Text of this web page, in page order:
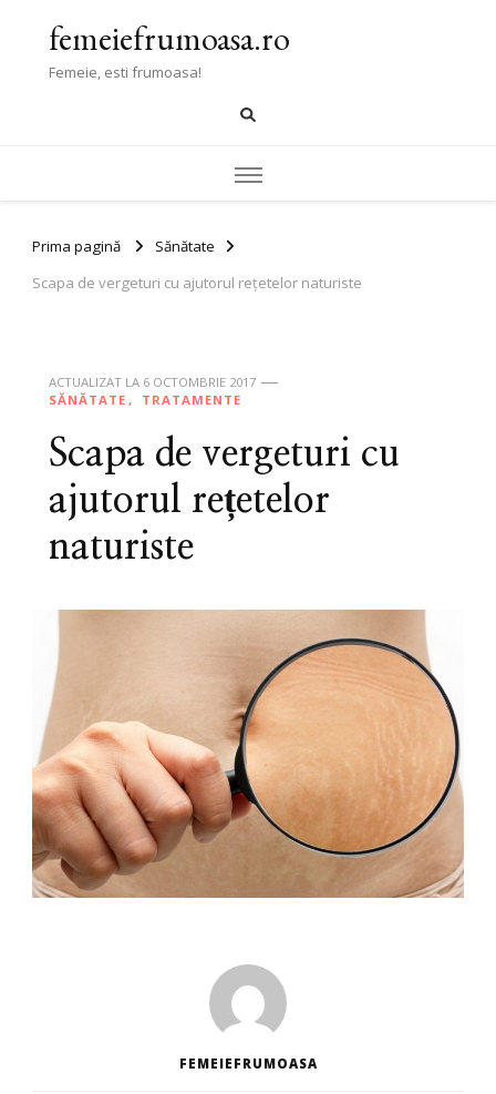
femeiefrumoasa.ro
Femeie, esti frumoasa!
Prima pagină
Sănătate
Scapa de vergeturi cu ajutorul rețetelor naturiste
ACTUALIZAT LA 6 OCTOMBRIE 2017
SĂNĂTATE
TRATAMENTE
Scapa de vergeturi cu
ajutorul rețetelor
naturiste
FEMEIEFRUMOASA